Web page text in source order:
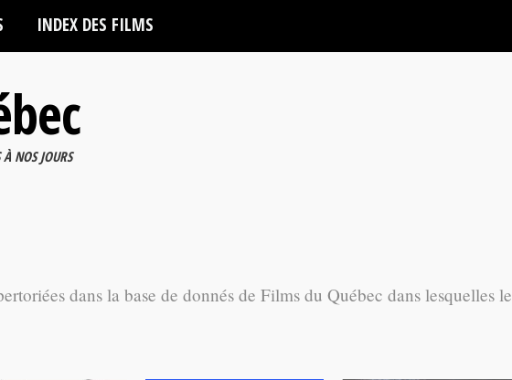
INDEX DES FILMS
NOS JOURS
dans la base de donnés de Films du Québec dans lesquelles le